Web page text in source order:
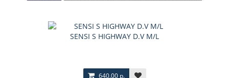
SENSI S HIGHWAY D.V M/L
640.00 р.